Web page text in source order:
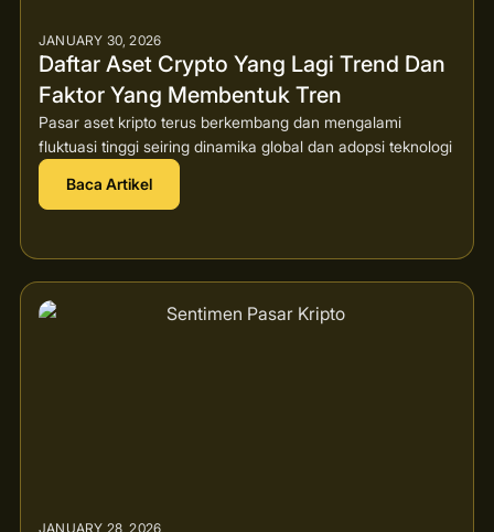
JANUARY 30, 2026
Daftar Aset Crypto Yang Lagi Trend Dan
Faktor Yang Membentuk Tren
Pasar aset kripto terus berkembang dan mengalami
fluktuasi tinggi seiring dinamika global dan adopsi teknologi
Baca Artikel
JANUARY 28, 2026